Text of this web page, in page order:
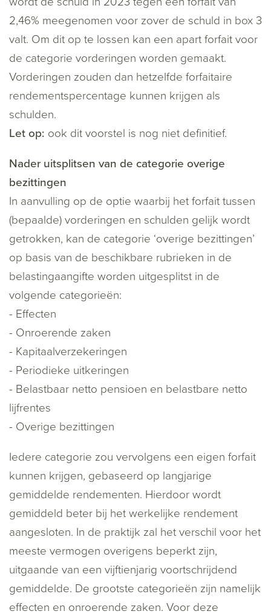
2,46% meegenomen voor zover de schuld in box 3
valt. Om dit op te lossen kan een apart forfait voor
de categorie vorderingen worden gemaakt.
Vorderingen zouden dan hetzelfde forfaitaire
rendementspercentage kunnen krijgen als
schulden.
Let op: ook dit voorstel is nog niet definitief.
Nader uitsplitsen van de categorie overige
bezittingen
In aanvulling op de optie waarbij het forfait tussen
(bepaalde) vorderingen en schulden gelijk wordt
getrokken, kan de categorie ‘overige bezittingen’
op basis van de beschikbare rubrieken in de
belastingaangifte worden uitgesplitst in de
volgende categorieën:
- Effecten
- Onroerende zaken
- Kapitaalverzekeringen
- Periodieke uitkeringen
- Belastbaar netto pensioen en belastbare netto
lijfrentes
- Overige bezittingen
Iedere categorie zou vervolgens een eigen forfait
kunnen krijgen, gebaseerd op langjarige
gemiddelde rendementen. Hierdoor wordt
gemiddeld beter bij het werkelijke rendement
aangesloten. In de praktijk zal het verschil voor het
meeste vermogen overigens beperkt zijn,
uitgaande van een vijftienjarig voortschrijdend
gemiddelde. De grootste categorieën zijn namelijk
effecten en onroerende zaken. Voor deze